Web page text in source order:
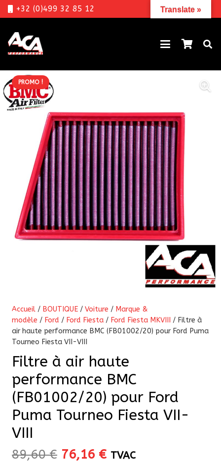
+32 (0)499 32 85 12
PROMO !
Accueil / BOUTIQUE / Voiture / Marque &
modèle / Ford / Ford Fiesta / Ford Fiesta MKVIII
/ Filtre à
air haute performance BMC (FB01002/20) pour Ford Puma
Tourneo Fiesta VII-VIII
Filtre à air haute
performance BMC
(FB01002/20) pour Ford
Puma Tourneo Fiesta VII-
VIII
89,60€ Le
76,16 €Le
TVAC
Translate »